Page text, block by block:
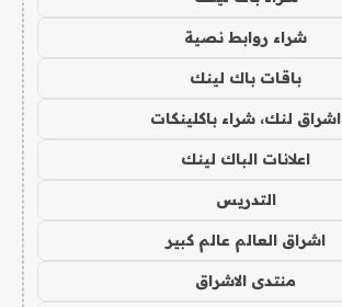
شراء روابط نصية
باقات باك لينك
اشراق لنك، شراء باكلينكات
اعلانات الباك لينك
التدريس
اشراق العالم عالم كبير
منتدى الاشراق